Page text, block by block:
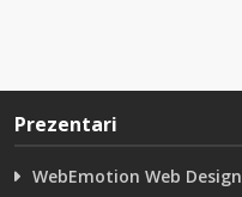
Prezentari
WebEmotion Web Design